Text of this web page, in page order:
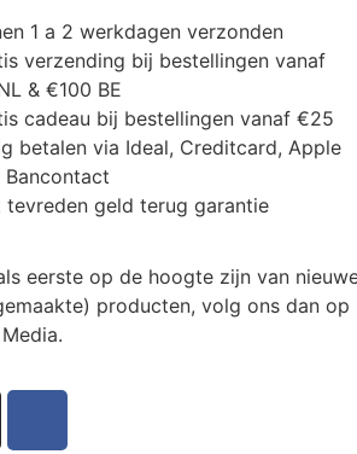
1 a 2 werkdagen verzonden
verzending bij bestellingen vanaf
& €100 BE
cadeau bij bestellingen vanaf €25
betalen via Ideal, Creditcard, Apple
Bancontact
geld terug garantie
eerste op de hoogte zijn van
producten, volg ons dan op